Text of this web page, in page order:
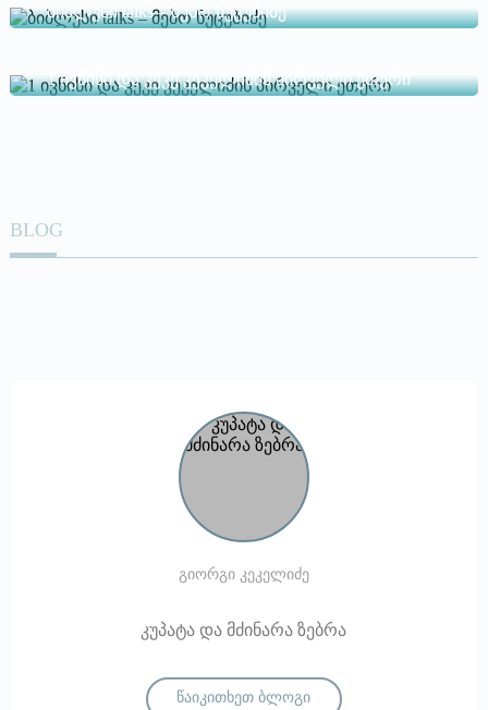
ბიბლუსი talks – მებო ნუცუბიძე
1 ივნისი და კეკე კეკელიძის პირველი ეთერი
BLOG
გიორგი კეკელიძე
კუპატა და მძინარა ზებრა
წაიკითხეთ ბლოგი